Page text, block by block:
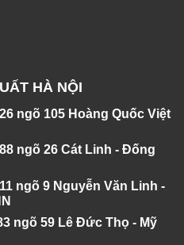
HÀ NỘI
ngõ 105 Hoàng Quốc Việt
ngõ 26 Cát Linh - Đống
ngõ 9 Nguyễn Văn Linh -
ngõ 59 Lê Đức Thọ - Mỹ